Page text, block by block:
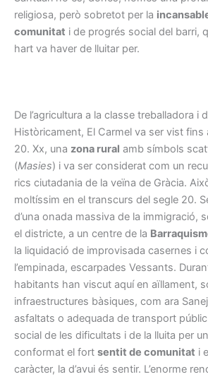
religiosa, però sobretot per la
comunitat i de progrés social del barri,
hart va haver de lluitar per.
De l’agricultura a la classe treballadora i
Històricament, El Carmel va ser vist fins
20. Xx, una zona rural amb símbols
(Masies) i va ser considerat com un
rics ciutadania de la veïna de Gràcia.
moltíssim en el transcurs del segle 20.
d’una onada massiva de la immigració,
el districte, a un centre de la
la liquidació de improvisada casernes i
l’empinada, escarpades Vessants.
habitants han viscut aquí en aïllament,
infraestructures bàsiques, com ara
asfaltats o adequada de transport
social de les dificultats i de la lluita per
conformat el fort sentit de comunitat i
caràcter, la d’avui és sentir. L’enorme